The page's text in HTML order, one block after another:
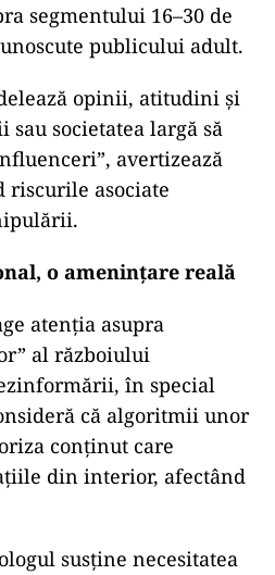
segmentului 16–30 de
publicului adult.
opinii, atitudini și
societatea largă să
avertizează
asociate
o amenințare reală
atenția asupra
al războiului
în special
că algoritmii unor
conținut care
din interior, afectând
susține necesitatea